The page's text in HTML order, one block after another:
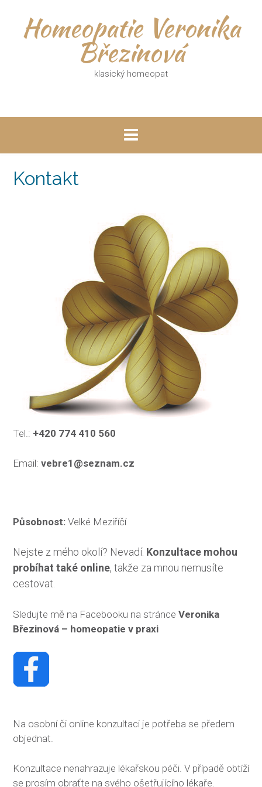
Homeopatie Veronika
Březinová
klasický homeopat
Kontakt
Tel.: +420 774 410 560
Email: vebre1@seznam.cz
Působnost: Velké Meziříčí
Nejste z mého okolí? Nevadí. Konzultace mohou
probíhat také online, takže za mnou nemusíte
cestovat.
Sledujte mě na Facebooku na stránce Veronika
Březinová – homeopatie v praxi
Na osobní či online konzultaci je potřeba se předem
objednat.
Konzultace nenahrazuje lékařskou péči. V případě obtíží
se prosím obraťte na svého ošetřujícího lékaře.